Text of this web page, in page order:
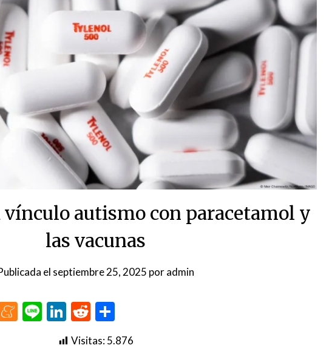
vínculo autismo con paracetamol y
las vacunas
el septiembre 25, 2025 poradmin
Meneame
LineLinkedIn
Reddit
Visitas:5.876